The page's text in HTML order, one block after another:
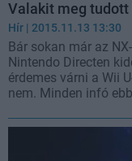
Valakit meg tudott
Hír | 2015.11.13 13:30
Bár sokan már az
Nintendo Directen
érdemes várni a Wii
nem. Minden infó